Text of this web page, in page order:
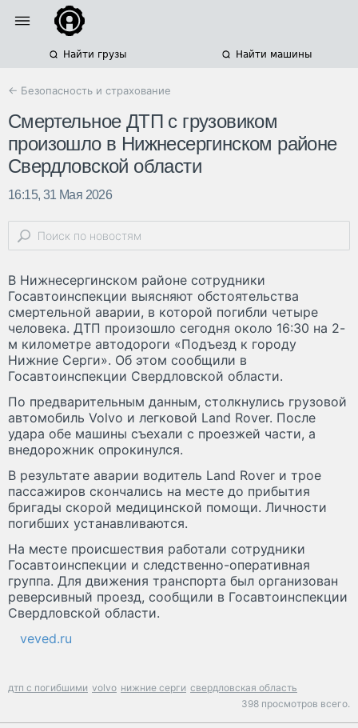
Найти грузы Найти машины
← Безопасность и страхование
Смертельное ДТП с грузовиком
произошло в Нижнесергинском районе
Свердловской области
16:15, 31 Мая 2026
В Нижнесергинском районе сотрудники
Госавтоинспекции выясняют обстоятельства
смертельной аварии, в которой погибли четыре
человека. ДТП произошло сегодня около 16:30 на 2-
м километре автодороги «Подъезд к городу
Нижние Серги». Об этом сообщили в
Госавтоинспекции Свердловской области.
По предварительным данным, столкнулись грузовой
автомобиль Volvo и легковой Land Rover. После
удара обе машины съехали с проезжей части, а
внедорожник опрокинулся.
В результате аварии водитель Land Rover и трое
пассажиров скончались на месте до прибытия
бригады скорой медицинской помощи. Личности
погибших устанавливаются.
На месте происшествия работали сотрудники
Госавтоинспекции и следственно-оперативная
группа. Для движения транспорта был организован
реверсивный проезд, сообщили в Госавтоинспекции
Свердловской области.
veved.ru
дтп с погибшими volvo нижние серги свердловская область
398 просмотров всего.